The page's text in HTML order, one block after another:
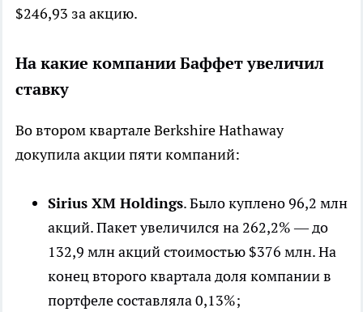
$246,93 за акцию.
На какие компании Баффет увеличил
ставку
Во втором квартале Berkshire Hathaway
докупила акции пяти компаний:
Sirius XM Holdings. Было куплено 96,2 млн
акций. Пакет увеличился на 262,2% — до
132,9 млн акций стоимостью $376 млн. На
конец второго квартала доля компании в
портфеле составляла 0,13%;